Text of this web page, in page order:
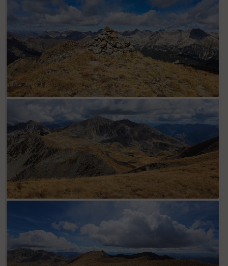
Crête de la Tune avec Mont Giraud à l'extrémité
Cairn cime des Lauses
Depuis Cime des Lauses, Mont Pépoiri en vis à vis et lac
Petit en contrebas